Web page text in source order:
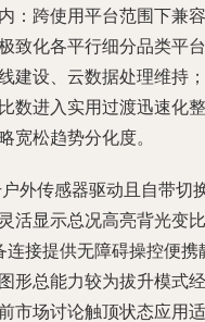
：跨使用平台范围下兼容
致化各平行细分品类平台
建设、云数据处理维持；
数进入实用过渡迅速化整
宽松趋势分化度。
外传感器驱动且自带切
活显示总况高亮背光变比
接提供无障碍操控便携
形总能力较为拔升模式经
市场讨论触顶状态应用适